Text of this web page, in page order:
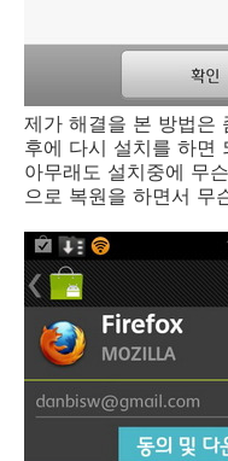
제가 해결을 본 방법은
후에 다시 설치를 하면
아무래도 설치중에 무
으로 복원을 하면서 무